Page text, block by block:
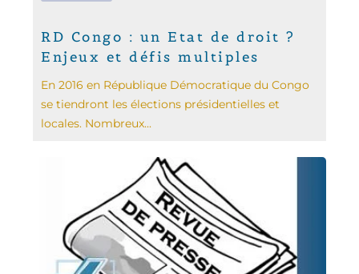
RD Congo : un Etat de droit ?
Enjeux et défis multiples
En 2016 en République Démocratique du Congo
se tiendront les élections présidentielles et
locales. Nombreux...